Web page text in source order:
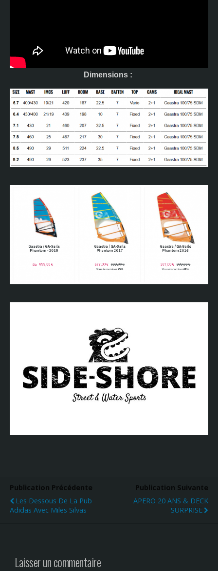
Dimensions :
Publication Précédente
Les Dessous De La Pub
Adidas Avec Miles Silvas
Publication Suivante
APERO 20 ANS & DECK
SURPRISE
Laisser un commentaire